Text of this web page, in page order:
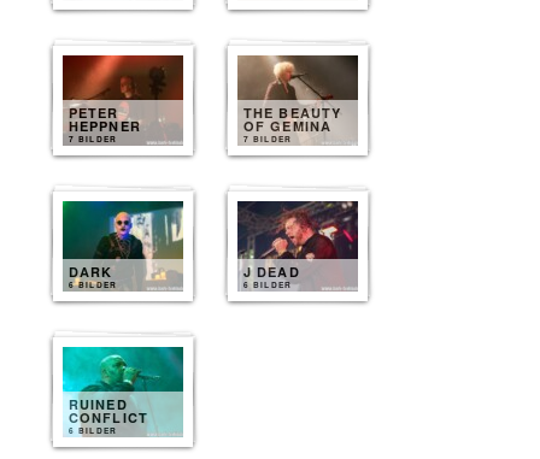
PETER
HEPPNER
7 BILDER
THE BEAUTY
OF GEMINA
7 BILDER
DARK
6 BILDER
J DEAD
6 BILDER
RUINED
CONFLICT
6 BILDER